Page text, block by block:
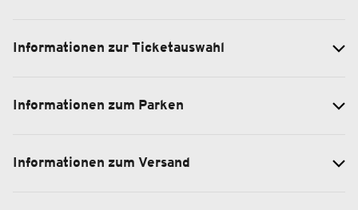
Informationen zur Ticketauswahl
Informationen zum Parken
Informationen zum Versand